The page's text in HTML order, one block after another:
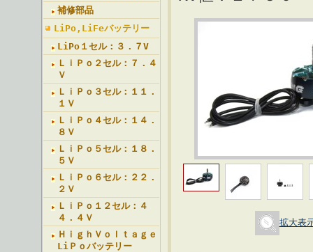
補修部品
LiPo,LiFeバッテリー
LiPo１セル：３．７V
ＬｉＰｏ２セル：７．４
Ｖ
ＬｉＰｏ３セル：１１．
１Ｖ
ＬｉＰｏ４セル：１４．
８Ｖ
ＬｉＰｏ５セル：１８．
５Ｖ
ＬｉＰｏ６セル：２２．
２Ｖ
ＬｉＰｏ１２セル：４
４．４Ｖ
ＨｉｇｈＶｏｌｔａｇｅ
LiＰｏバッテリー
拡大表